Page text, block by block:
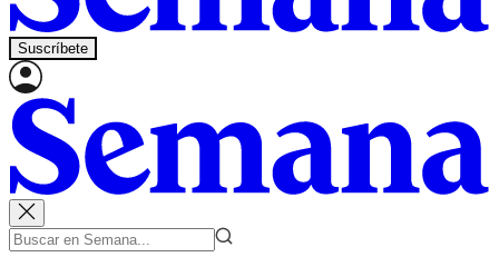
Suscríbete